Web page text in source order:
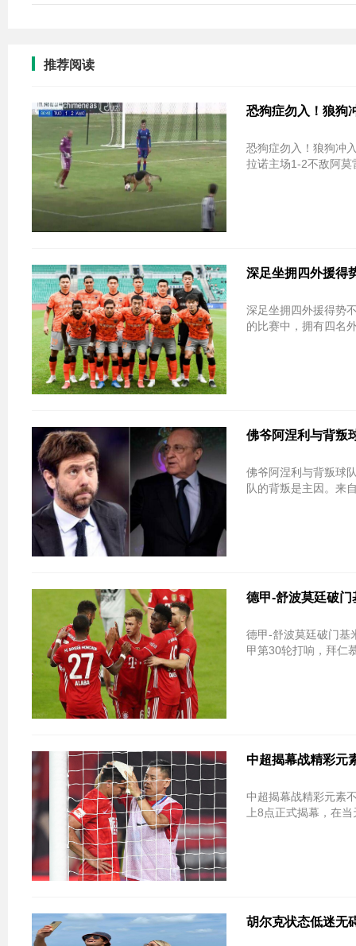
推荐阅读
恐狗症勿入！狼狗
恐狗症勿入！狼狗冲入球场玩球 还“奔
拉诺主场1-2不敌阿
深足坐拥四外援得
深足坐拥四外援得势
的比赛中，拥有四名
佛爷阿涅利与背叛
佛爷阿涅利与背叛球队决裂 尤文主
队的背叛是主因。来
德甲-舒波莫廷破
德甲-舒波莫廷破门基米希建功
甲第30轮打响，拜仁
中超揭幕战精彩元
中超揭幕战精彩元素
上8点正式揭幕，在
胡尔克状态低迷无